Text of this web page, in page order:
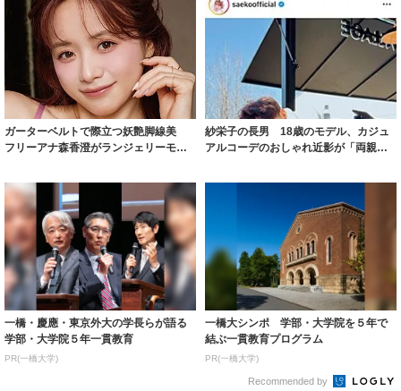
ガーターベルトで際立つ妖艶脚線美
フリーアナ森香澄がランジェリーモデ
紗栄子の長男 18歳のモデル、カジュ
アルコーデのおしゃれ近影が「両親の
一橋・慶應・東京外大の学長らが語る
学部・大学院５年一貫教育
PR(一橋大学)
一橋大シンポ 学部・大学院を５年で
結ぶ一貫教育プログラム
PR(一橋大学)
Recommended by